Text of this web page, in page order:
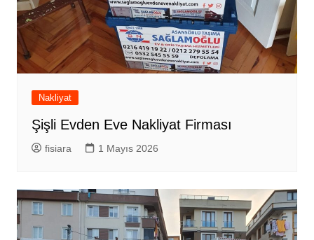
Nakliyat
Şişli Evden Eve Nakliyat Firması
fisiara 1 Mayıs 2026